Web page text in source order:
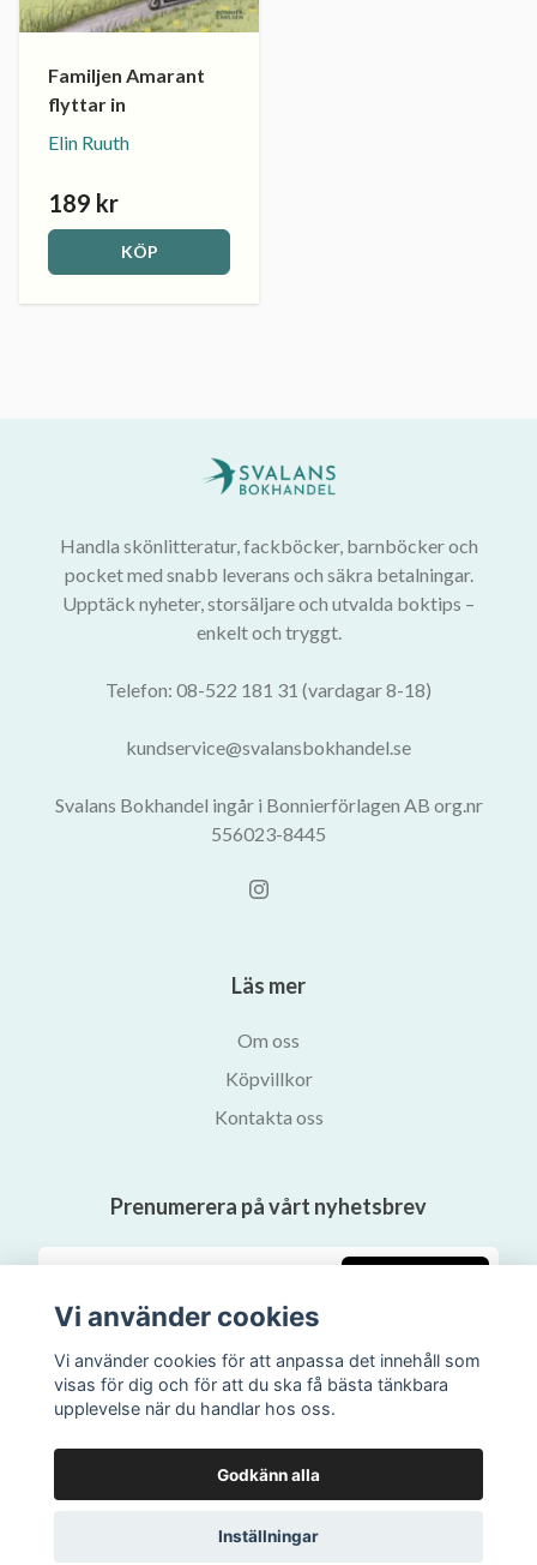
Familjen Amarant
flyttar in
Elin Ruuth
189 kr
KÖP
Handla skönlitteratur, fackböcker, barnböcker och
pocket med snabb leverans och säkra betalningar.
Upptäck nyheter, storsäljare och utvalda boktips –
enkelt och tryggt.
Telefon: 08-522 181 31 (vardagar 8-18)
kundservice@svalansbokhandel.se
Svalans Bokhandel ingår i Bonnierförlagen AB org.nr
556023-8445
Läs mer
Om oss
Köpvillkor
Kontakta oss
Prenumerera på vårt nyhetsbrev
© 2026 Svalans Bokhandel
Vi använder cookies
Vi använder cookies för att anpassa det innehåll som
visas för dig och för att du ska få bästa tänkbara
upplevelse när du handlar hos oss.
Godkänn alla
Inställningar